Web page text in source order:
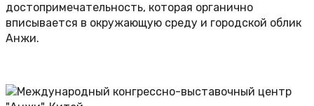
достопримечательность, которая органично
вписывается в окружающую среду и городской облик
Анжи.